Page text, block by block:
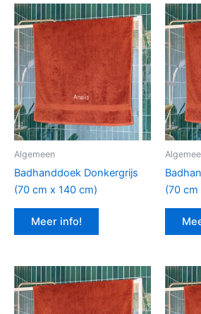
Algemeen
Badhanddoek Donkergrijs
(70 cm x 140 cm)
Meer info!
(70 cm